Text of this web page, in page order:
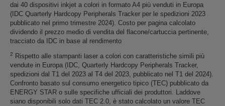
dai 40 dispositivi inkjet a colori in formato A4 più venduti in Europa
(IDC Quarterly Hardcopy Peripherals Tracker per le spedizioni 2023
pubblicato nel primo trimestre 2024). Costo per pagina calcolato
dividendo il prezzo medio di vendita del flacone/cartuccia pertinente,
tracciato da IDC in base al rendimento
2
Rispetto alle stampanti laser a colori con caratteristiche simili più
vendute in Europa (IDC, Quarterly Hardcopy Peripherals Tracker,
spedizioni dal T1 del 2023 al T4 del 2023, pubblicato nel T1 del 2024).
Confronto basato sul consumo energetico tipico (TEC) pubblicato da
ENERGY STAR o sulle specifiche ufficiali dei produttori. Laddove
siano disponibili solo dati TEC 2.0, è stato calcolato un valore TEC